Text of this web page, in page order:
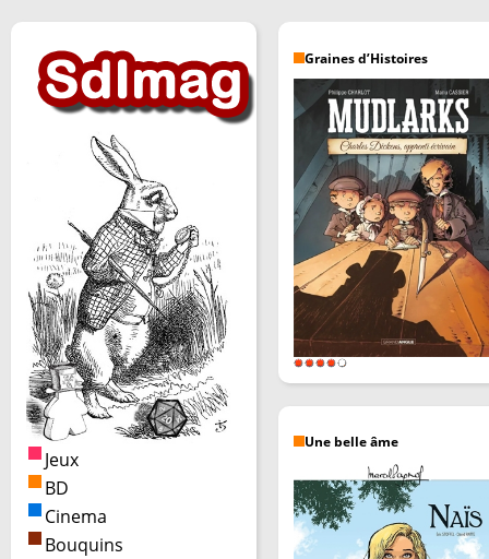
Jeux
BD
Cinema
Bouquins
Graines d’Histoires
Une belle âme